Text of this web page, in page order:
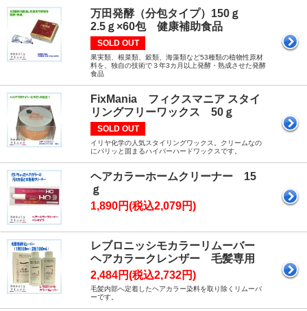
万田発酵（分包タイプ）150ｇ
2.5ｇ×60包 健康補助食品
SOLD OUT
果実類、根菜類、穀類、海藻類など53種類の植物性原材
料を、独自の技術で３年3カ月以上発酵・熟成させた発酵
食品
FixMania フィクスマニア スタイ
リングフリーワックス 50ｇ
SOLD OUT
イリヤ化学の人気スタイリングワックス。クリームなの
にパリッと固まるハイパーハードワックスです。
ヘアカラーホームクリーナー 15
ｇ
1,890円(税込2,079円)
レブロニッシモカラーリムーバー
ヘアカラークレンザー 毛髪専用
2,484円(税込2,732円)
毛髪内部へ定着したヘアカラー染料を取り除くリムーバ
ーです。